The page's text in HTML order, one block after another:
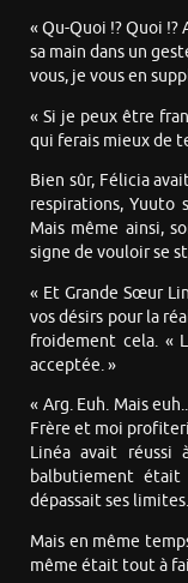
« Qu-Quoi !? Quoi
sa main dans un
vous, je vous en
« Si je peux être
qui ferais mieux de
Bien sûr, Félicia
respirations, Yuuto
Mais même ainsi,
signe de vouloir se
« Et Grande Sœur
vos désirs pour la
froidement cela. «
acceptée. »
« Arg. Euh. Mais
Frère et moi
Linéa avait réussi
balbutiement était
dépassait ses limites.
Mais en même
même était tout à